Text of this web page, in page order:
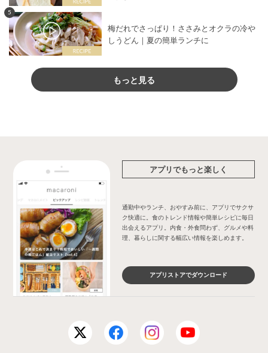
5
梅だれでさっぱり！ささみとオクラの冷や
しうどん｜夏の簡単ランチに
もっと見る
アプリでもっと楽しく
通勤中やランチ、おやすみ前に、アプリでサクサ
ク快適に。食のトレンド情報や簡単レシピに毎日
出会えるアプリ。内食・外食問わず、グルメや料
理、暮らしに関する幅広い情報を楽しめます。
アプリストアでダウンロード